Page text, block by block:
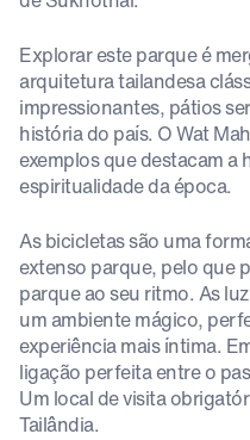
Explorar este parque é
arquitetura tailandesa
impressionantes, pátios
história do país. O Wat
exemplos que destacam a
espiritualidade da época.
As bicicletas são uma
extenso parque, pelo que
parque ao seu ritmo. As
um ambiente mágico,
experiência mais íntima.
ligação perfeita entre o
Um local de visita
Tailândia.